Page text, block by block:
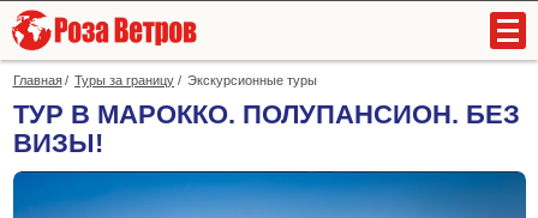
Главная Туры за границу Экскурсионные туры
ТУР В МАРОККО. ПОЛУПАНСИОН. БЕЗ
ВИЗЫ!